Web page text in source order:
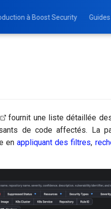
à Boost Security
fournit une liste détaillée
de code affectés. La
enappliquant des filtres,